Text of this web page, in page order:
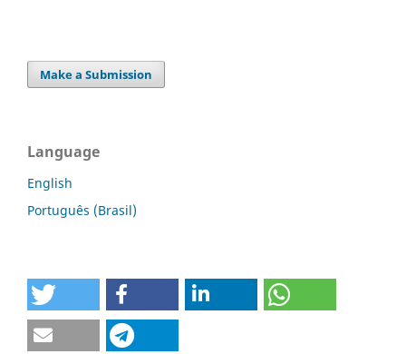
Make a Submission
Language
English
Português (Brasil)